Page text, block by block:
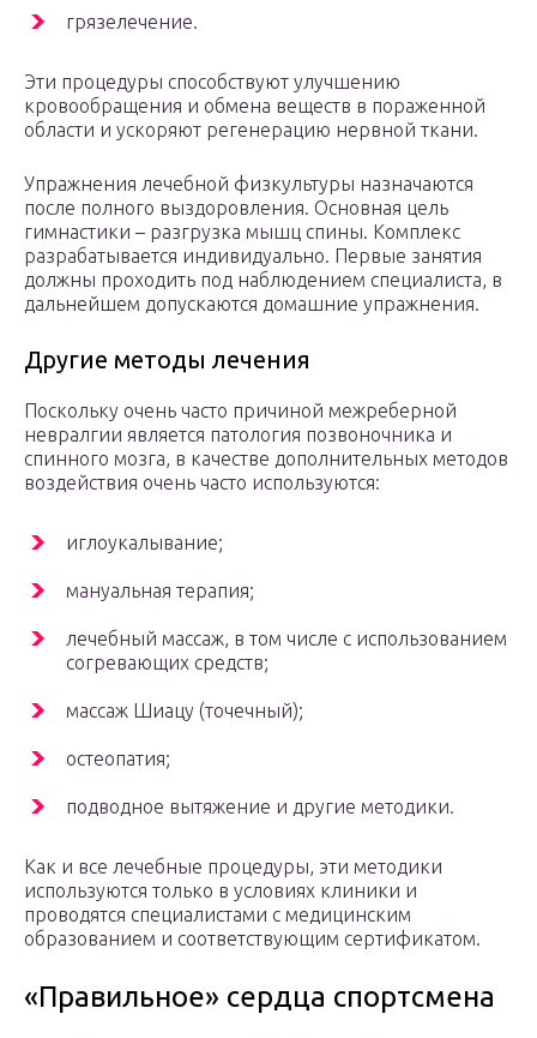
грязелечение.
Эти процедуры способствуют улучшению
кровообращения и обмена веществ в пораженной
области и ускоряют регенерацию нервной ткани.
Упражнения лечебной физкультуры назначаются
после полного выздоровления. Основная цель
гимнастики – разгрузка мышц спины. Комплекс
разрабатывается индивидуально. Первые занятия
должны проходить под наблюдением специалиста, в
дальнейшем допускаются домашние упражнения.
Другие методы лечения
Поскольку очень часто причиной межреберной
невралгии является патология позвоночника и
спинного мозга, в качестве дополнительных методов
воздействия очень часто используются:
иглоукалывание;
мануальная терапия;
лечебный массаж, в том числе с использованием
согревающих средств;
массаж Шиацу (точечный);
остеопатия;
подводное вытяжение и другие методики.
Как и все лечебные процедуры, эти методики
используются только в условиях клиники и
проводятся специалистами с медицинским
образованием и соответствующим сертификатом.
«Правильное» сердца спортсмена